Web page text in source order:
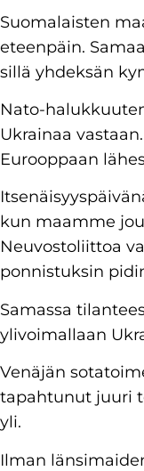
Suomalaisten
eteenpäin.
sillä yhdeksän
Nato-
Ukrainaa
Eurooppaan
kun maamme
Neuvostoliittoa
ponnistuksin
Samassa
ylivoimallaan
Venäjän
tapahtunut juuri
yli.
Ilman